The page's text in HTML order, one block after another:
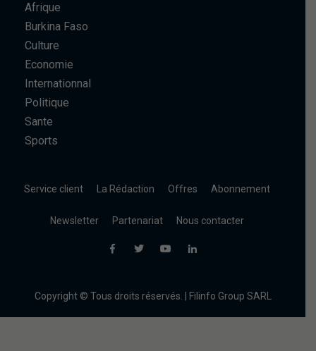
Afrique
Burkina Faso
Culture
Economie
Internationnal
Politique
Sante
Sports
Service client La Rédaction Offres Abonnement
Newsletter Partenariat Nous contacter
Copyright © Tous droits réservés. | Filinfo Group SARL